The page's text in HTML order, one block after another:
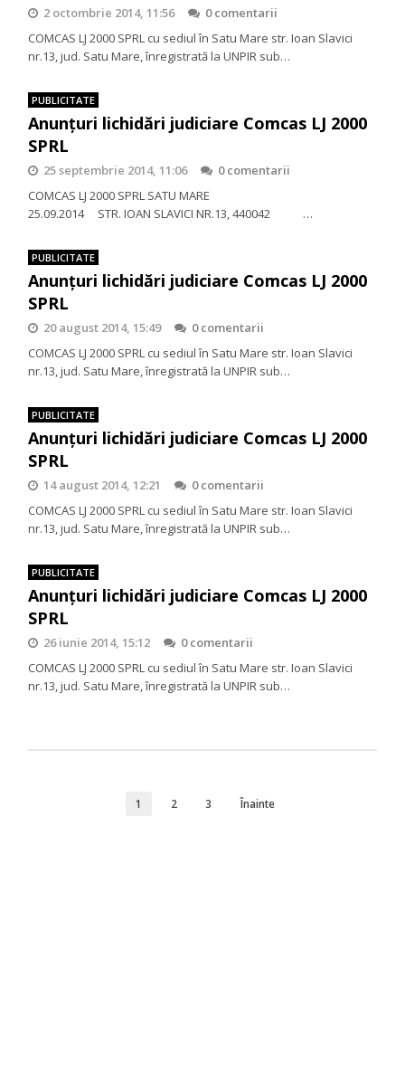
2 octombrie 2014, 11:56
0 comentarii
COMCAS LJ 2000 SPRL cu sediul în Satu Mare str. Ioan Slavici
nr.13, jud. Satu Mare, înregistrată la UNPIR sub…
PUBLICITATE
Anunţuri lichidări judiciare Comcas LJ 2000
SPRL
25 septembrie 2014, 11:06
0 comentarii
COMCAS LJ 2000 SPRL SATU MARE
25.09.2014 STR. IOAN SLAVICI NR.13, 440042 …
PUBLICITATE
Anunțuri lichidări judiciare Comcas LJ 2000
SPRL
20 august 2014, 15:49
0 comentarii
COMCAS LJ 2000 SPRL cu sediul în Satu Mare str. Ioan Slavici
nr.13, jud. Satu Mare, înregistrată la UNPIR sub…
PUBLICITATE
Anunțuri lichidări judiciare Comcas LJ 2000
SPRL
14 august 2014, 12:21
0 comentarii
COMCAS LJ 2000 SPRL cu sediul în Satu Mare str. Ioan Slavici
nr.13, jud. Satu Mare, înregistrată la UNPIR sub…
PUBLICITATE
Anunţuri lichidări judiciare Comcas LJ 2000
SPRL
26 iunie 2014, 15:12
0 comentarii
COMCAS LJ 2000 SPRL cu sediul în Satu Mare str. Ioan Slavici
nr.13, jud. Satu Mare, înregistrată la UNPIR sub…
1 2 3 Înainte